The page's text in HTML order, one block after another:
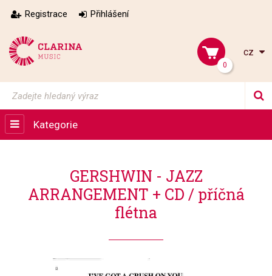
Registrace Přihlášení
0
cz
Kategorie
GERSHWIN - JAZZ
ARRANGEMENT + CD / příčná
flétna